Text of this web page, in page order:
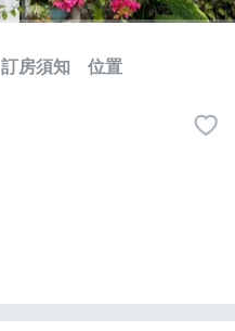
訂房須知 位置